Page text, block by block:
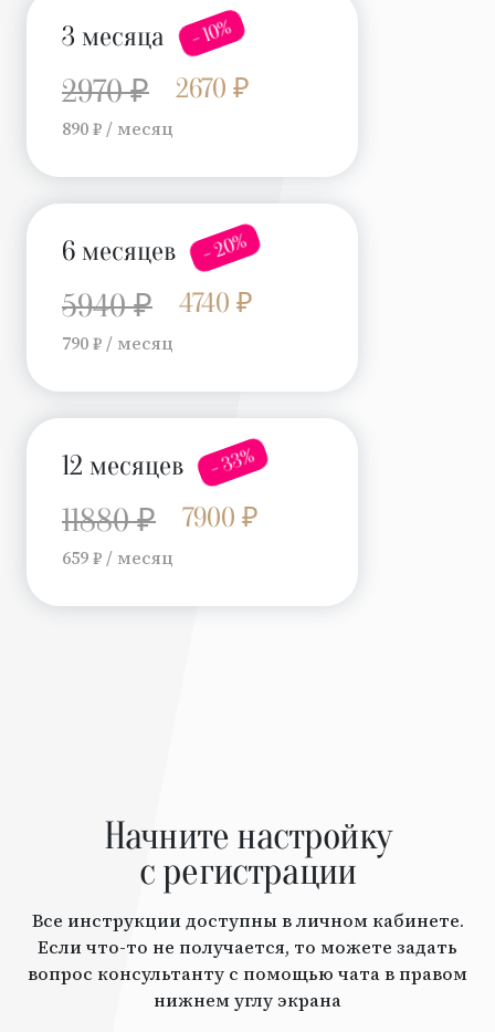
3 месяца - 10%
2970 ₽ 2670 ₽
890 ₽ / месяц
6 месяцев - 20%
5940 ₽ 4740 ₽
790 ₽ / месяц
12 месяцев - 33%
11880 ₽ 7900 ₽
659 ₽ / месяц
Начните настройку
с регистрации
Все инструкции доступны в личном кабинете.
Если что-то не получается, то можете задать
вопрос консультанту с помощью чата в правом
нижнем углу экрана